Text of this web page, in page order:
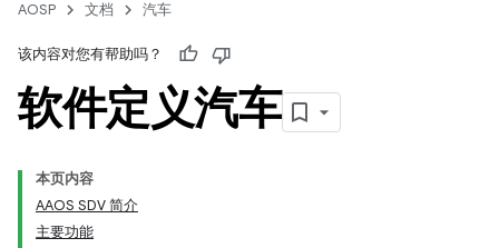
AOSP 文档 汽车
该内容对您有帮助吗？
软件定义汽车
本页内容
AAOS SDV 简介
主要功能